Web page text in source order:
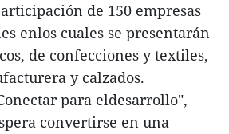
de 150 empresas
enlos cuales se presentarán
de confecciones y textiles,
y calzados.
para eldesarrollo",
convertirse en una